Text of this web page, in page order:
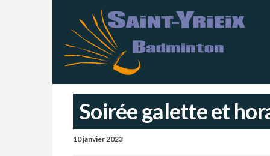
Soirée galette et
10 janvier 2023